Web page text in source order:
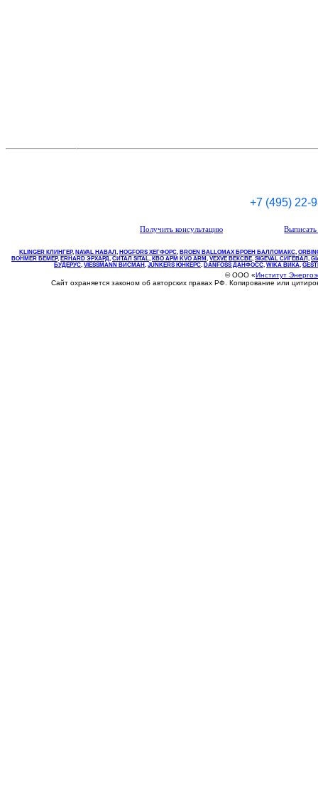
+7 (495) 22-
Получить консультацию
KLINGER КЛИНГЕР, NAVAL НАВАЛ , НOGFORS ХЕГФОРС, BROEN BALLOMAX БРОЕН БАЛЛОМАКС,
BOHMER БЕМЕР, ERHARD ЭРХАРД, СИТАЛ SITAL, КВО АРМ KVO ARM, VEXVE ВЕКСВЕ, SIGEVAL СИГЕВАЛ ,
БУДЕРУС, VIESSMANN ВИСМАН , JUNKERS ЮНКЕРС. DANFOSS ДАНФОСС, WIKA ВИКА,
© ООО «Институт
Сайт охраняется законом об авторских правах РФ. Копирование или